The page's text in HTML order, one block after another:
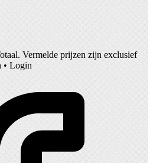
. Vermelde prijzen zijn exclusief
• Login